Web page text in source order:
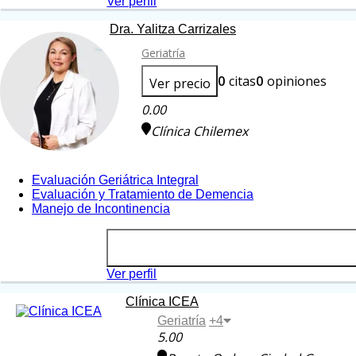
Dra. Yalitza Carrizales
Geriatría
Ver precio 0 citas0 opiniones
0.00
Clínica Chilemex
Evaluación Geriátrica Integral
Evaluación y Tratamiento de Demencia
Manejo de Incontinencia
Ver perfil
Clínica ICEA
Geriatría +4
5.00